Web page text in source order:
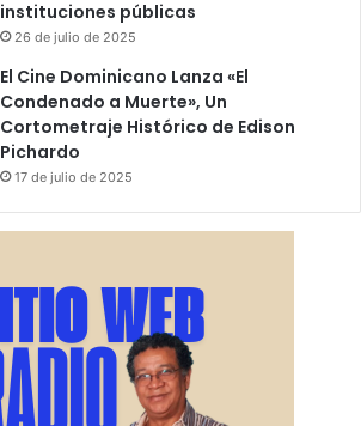
instituciones públicas
26 de julio de 2025
El Cine Dominicano Lanza «El
Condenado a Muerte», Un
Cortometraje Histórico de Edison
Pichardo
17 de julio de 2025